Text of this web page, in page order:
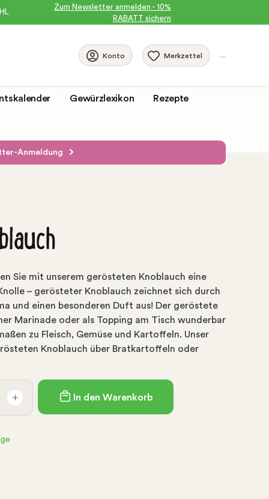
Zum Newsletter anmelden - 10%
RABATT sichern
Konto Merkzettel
Gewürzlexikon Rezepte
Anmeldung
Sie mit unserem gerösteten Knoblauch eine
– gerösteter Knoblauch zeichnet sich durch
und einen besonderen Duft aus! Der geröstete
Marinade oder als Topping am Tisch wunderbar
zu Fleisch, Gemüse und Kartoffeln. Unser
Knoblauch über Bratkartoffeln oder
In den Warenkorb